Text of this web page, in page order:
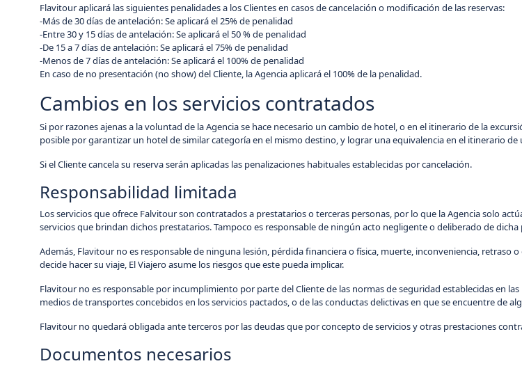
Flavitour aplicará las siguientes penalidades a los Clientes en casos de cancelación o modificación de las reservas:
-Más de 30 días de antelación: Se aplicará el 25% de penalidad
-Entre 30 y 15 días de antelación: Se aplicará el 50 % de penalidad
-De 15 a 7 días de antelación: Se aplicará el 75% de penalidad
-Menos de 7 días de antelación: Se aplicará el 100% de penalidad
En caso de no presentación (no show) del Cliente, la Agencia aplicará el 100% de la penalidad.
Cambios en los servicios contratados
Si por razones ajenas a la voluntad de la Agencia se hace necesario un cambio de hotel, o en el itinerario de la
posible por garantizar un hotel de similar categoría en el mismo destino, y lograr una equivalencia en el itinerario
Si el Cliente cancela su reserva serán aplicadas las penalizaciones habituales establecidas por cancelación.
Responsabilidad limitada
Los servicios que ofrece Falvitour son contratados a prestatarios o terceras personas, por lo que la Agencia solo
servicios que brindan dichos prestatarios. Tampoco es responsable de ningún acto negligente o deliberado de
Además, Flavitour no es responsable de ninguna lesión, pérdida financiera o física, muerte, inconveniencia, retraso
decide hacer su viaje, El Viajero asume los riesgos que este pueda implicar.
Flavitour no es responsable por incumplimiento por parte del Cliente de las normas de seguridad establecidas en
medios de transportes concebidos en los servicios pactados, o de las conductas delictivas en que se encuentre de
Flavitour no quedará obligada ante terceros por las deudas que por concepto de servicios y otras prestaciones
Documentos necesarios